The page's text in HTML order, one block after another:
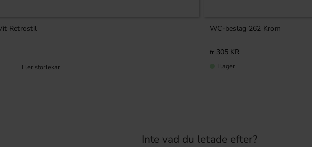
Retrostil WC-beslag 262 Krom
305 KR
I lager
Inte vad du letade efter?